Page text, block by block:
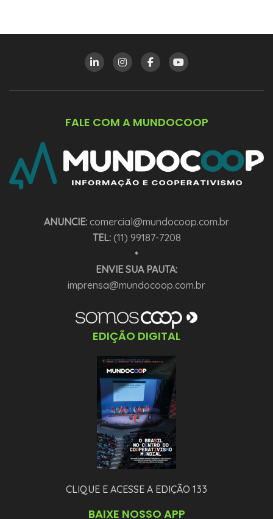
FALE COM A MUNDOCOOP
ANUNCIE: comercial@mundocoop.com.br
TEL:(11) 99187-7208
•
ENVIE SUA PAUTA:
imprensa@mundocoop.com.br
EDIÇÃO DIGITAL
CLIQUE E ACESSE A EDIÇÃO 133
BAIXE NOSSO APP